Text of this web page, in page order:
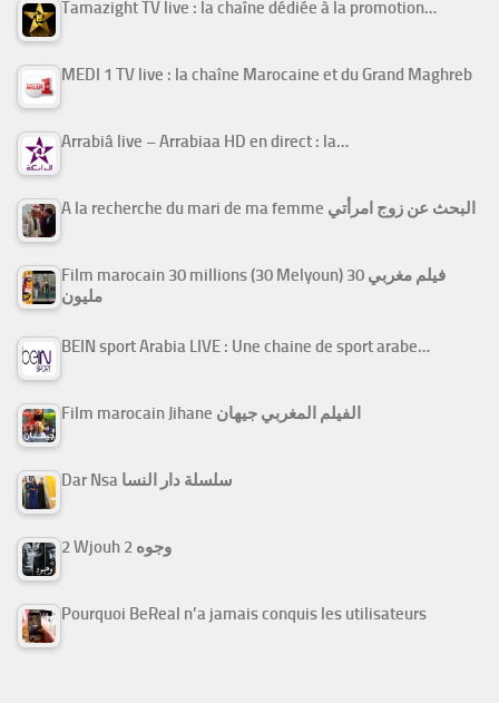
Tamazight TV live : la chaîne dédiée à la promotion…
MEDI 1 TV live : la chaîne Marocaine et du Grand Maghreb
Arrabiâ live – Arrabiaa HD en direct : la…
A la recherche du mari de ma femme البحث عن زوج امرأتي
Film marocain 30 millions (30 Melyoun) فيلم مغربي 30
مليون
BEIN sport Arabia LIVE : Une chaine de sport arabe…
Film marocain Jihane الفيلم المغربي جيهان
Dar Nsa سلسلة دار النسا
2 Wjouh 2 وجوه
Pourquoi BeReal n’a jamais conquis les utilisateurs